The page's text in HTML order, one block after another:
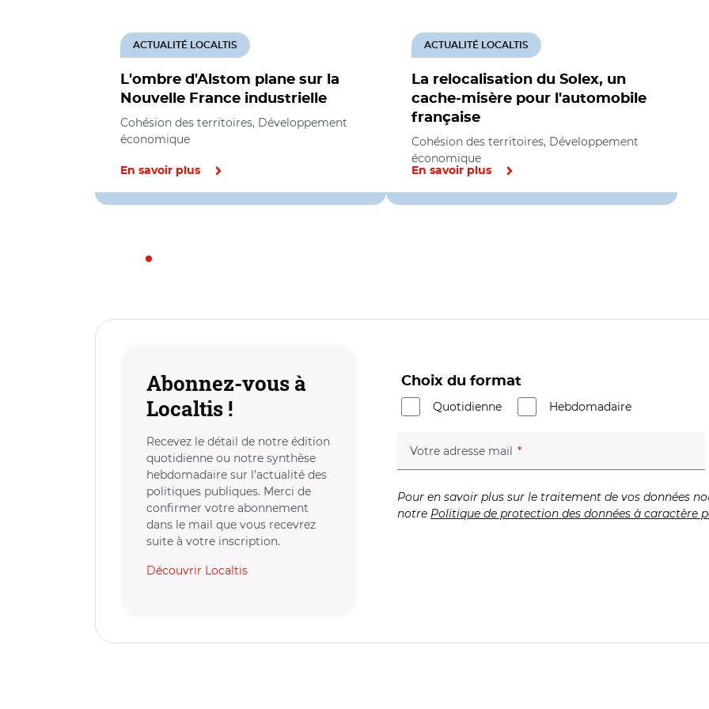
L'ombre d'Alstom plane sur la
Nouvelle France industrielle
ACTUALITÉ LOCALTIS
Cohésion des territoires, Développement
économique
En savoir plus
La relocalisation du Solex, un
cache-misère pour l'automobile
française
ACTUALITÉ LOCALTIS
Cohésion des territoires, Développement
économique
En savoir plus
Abonnez-vous à
Localtis !
Recevez le détail de notre édition
quotidienne ou notre synthèse
hebdomadaire sur l’actualité des
politiques publiques. Merci de
confirmer votre abonnement
dans le mail que vous recevrez
suite à votre inscription.
Découvrir Localtis
Choix du format
Quotidienne
Hebdomadaire
Votre adresse mail (champ obligatoire)
Pour en savoir plus sur le traitement de vos données
notre Politique de protection des données à caractère